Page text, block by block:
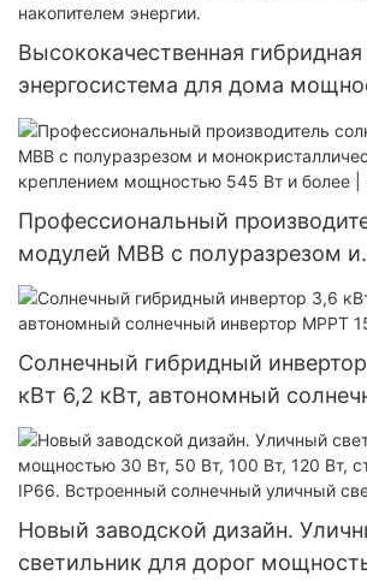
для систем хранения солнечной
Высококачественная гибридная
энергосистема для дома
кВт и 10 кВт с накопителем
Профессиональный
модулей MBB с полуразрезом и
монокристаллическим
мощностью 545 Вт и более |
Солнечный гибридный
кВт 6,2 кВт, автономный
MPPT 150 А
Новый заводской дизайн.
светильник для дорог